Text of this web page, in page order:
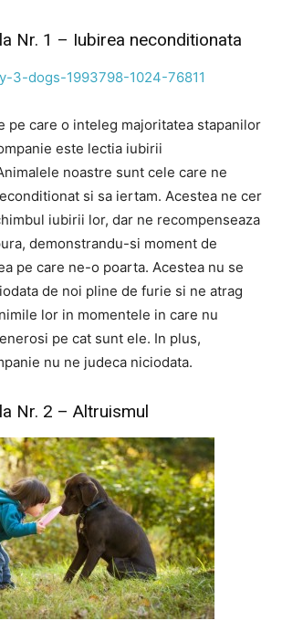
Nr. 1 – Iubirea neconditionata
pe care o inteleg majoritatea stapanilor
este lectia iubirii
noastre sunt cele care ne
si sa iertam. Acestea ne cer
iubirii lor, dar ne recompenseaza
demonstrandu-si moment de
pe care ne-o poarta. Acestea nu se
de noi pline de furie si ne atrag
lor in momentele in care nu
pe cat sunt ele. In plus,
nu ne judeca niciodata.
Nr. 2 – Altruismul